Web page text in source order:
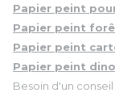
Papier peint
Papier peint
Papier peint
Papier peint
Besoin d'un